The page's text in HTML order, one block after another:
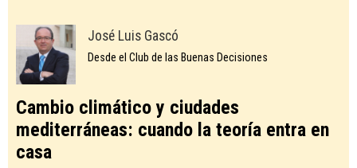
José Luis Gascó
Desde el Club de las Buenas Decisiones
Cambio climático y ciudades
mediterráneas: cuando la teoría entra en
casa